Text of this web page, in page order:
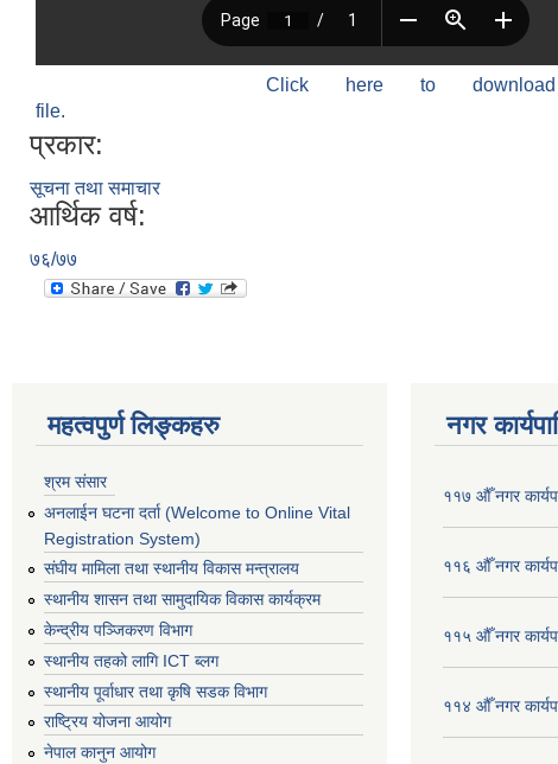
Click here to
file.
प्रकार:
सूचना तथा समाचार
आर्थिक वर्ष:
७६/७७
महत्वपुर्ण लिङ्कहरु
श्रम संसार
अनलाईन घटना दर्ता (Welcome to Online Vital
Registration System)
संघीय मामिला तथा स्थानीय विकास मन्त्रालय
स्थानीय शासन तथा सामुदायिक विकास कार्यक्रम
केन्द्रीय पञ्जिकरण विभाग
स्थानीय तहको लागि ICT ब्लग
स्थानीय पूर्वाधार तथा कृषि सडक विभाग
राष्ट्रिय योजना आयोग
नेपाल कानुन आयोग
नगर
११७ औँ नगर
११६ औँ नगर
११५ औँ नगर
११४ औँ नगर